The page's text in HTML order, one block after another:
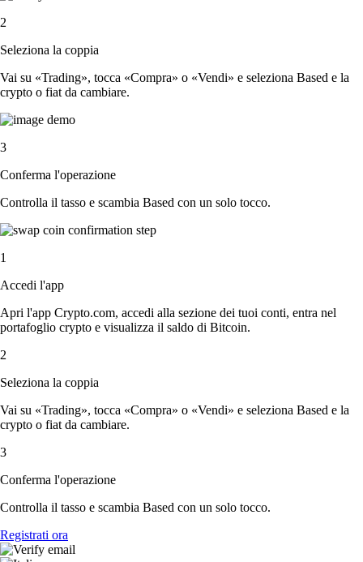
2
Seleziona la coppia
Vai su «Trading», tocca «Compra» o «Vendi» e seleziona Based e la
crypto o fiat da cambiare.
3
Conferma l'operazione
Controlla il tasso e scambia Based con un solo tocco.
1
Accedi l'app
Apri l'app Crypto.com, accedi alla sezione dei tuoi conti, entra nel
portafoglio crypto e visualizza il saldo di Bitcoin.
2
Seleziona la coppia
Vai su «Trading», tocca «Compra» o «Vendi» e seleziona Based e la
crypto o fiat da cambiare.
3
Conferma l'operazione
Controlla il tasso e scambia Based con un solo tocco.
Registrati ora